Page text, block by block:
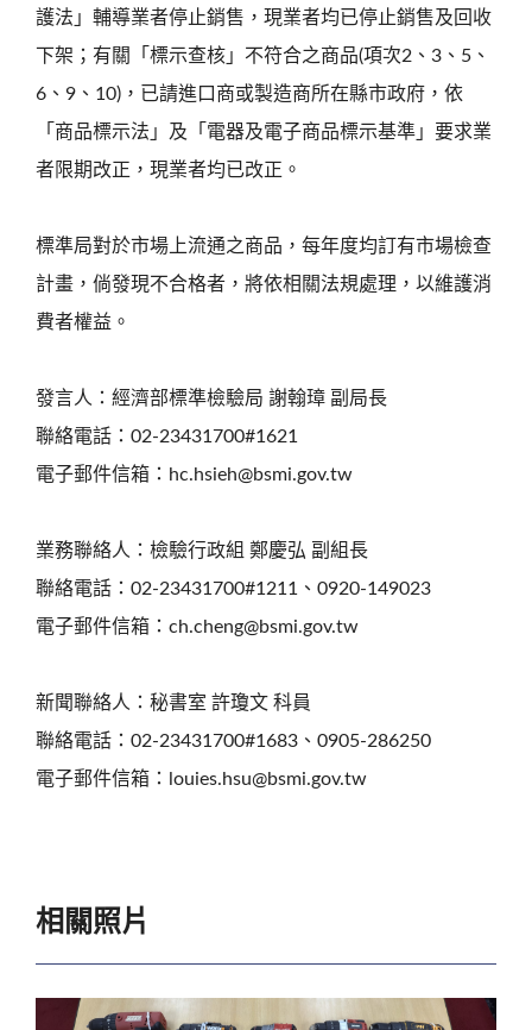
護法」輔導業者停止銷售，現業者均已停止銷售及回收
下架；有關「標示查核」不符合之商品(項次2、3、5、
6、9、10)，已請進口商或製造商所在縣市政府，依
「商品標示法」及「電器及電子商品標示基準」要求業
者限期改正，現業者均已改正。
標準局對於市場上流通之商品，每年度均訂有市場檢查
計畫，倘發現不合格者，將依相關法規處理，以維護消
費者權益。
發言人：經濟部標準檢驗局 謝翰璋 副局長
聯絡電話：02-23431700#1621
電子郵件信箱：hc.hsieh@bsmi.gov.tw
業務聯絡人：檢驗行政組 鄭慶弘 副組長
聯絡電話：02-23431700#1211、0920-149023
電子郵件信箱：ch.cheng@bsmi.gov.tw
新聞聯絡人：秘書室 許瓊文 科員
聯絡電話：02-23431700#1683、0905-286250
電子郵件信箱：louies.hsu@bsmi.gov.tw
相關照片